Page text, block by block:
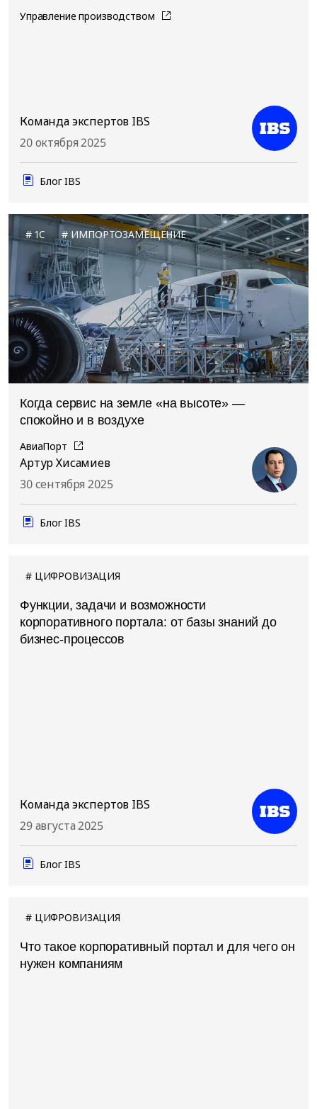
Управление производством
Команда экспертов IBS
20 октября 2025
Блог IBS
1C ИМПОРТОЗАМЕЩЕНИЕ
Когда сервис на земле «на высоте» —
спокойно и в воздухе
АвиаПорт
Артур Хисамиев
30 сентября 2025
Блог IBS
ЦИФРОВИЗАЦИЯ
Функции, задачи и возможности
корпоративного портала: от базы знаний до
бизнес-процессов
Команда экспертов IBS
29 августа 2025
Блог IBS
ЦИФРОВИЗАЦИЯ
Что такое корпоративный портал и для чего он
нужен компаниям